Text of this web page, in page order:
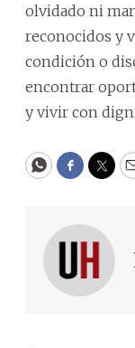
olvidado ni
reconocidos y
condición o
encontrar
y vivir con
WhatsApp